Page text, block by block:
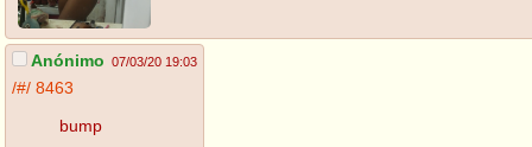
Anónimo 07/03/20 19:03
/#/ 8463
bump